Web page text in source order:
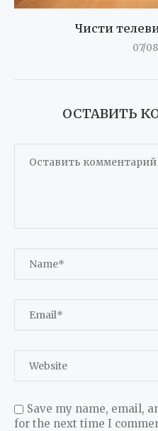
Чисти
07/
ОСТАВИТЬ
Save my name, email,
for the next time I